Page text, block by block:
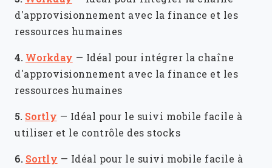
d'approvisionnement avec la finance et les
ressources humaines
4. Workday — Idéal pour intégrer la chaîne
d'approvisionnement avec la finance et les
ressources humaines
5. Sortly — Idéal pour le suivi mobile facile à
utiliser et le contrôle des stocks
6. Sortly — Idéal pour le suivi mobile facile à